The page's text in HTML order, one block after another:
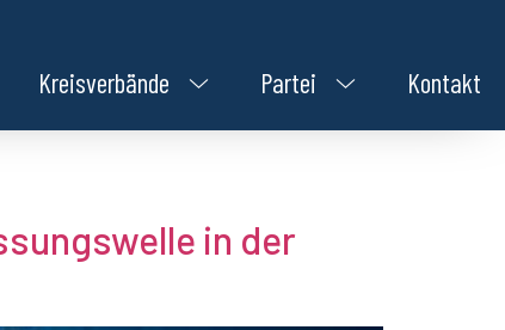
Kreisverbände Partei Kontakt
in der